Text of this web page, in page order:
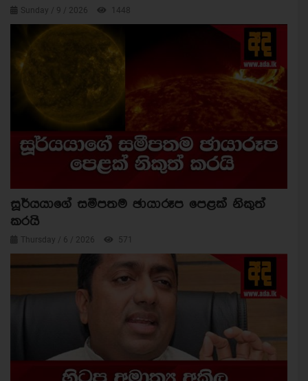
Sunday / 9 / 2026 1448
සූර්යයාගේ සමීපතම ඡායාරූප පෙළක් නිකුත්
කරයි
Thursday / 6 / 2026 571